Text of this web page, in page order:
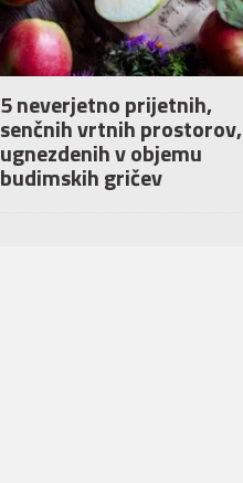
5 neverjetno prijetnih,
senčnih vrtnih prostorov,
ugnezdenih v objemu
budimskih gričev